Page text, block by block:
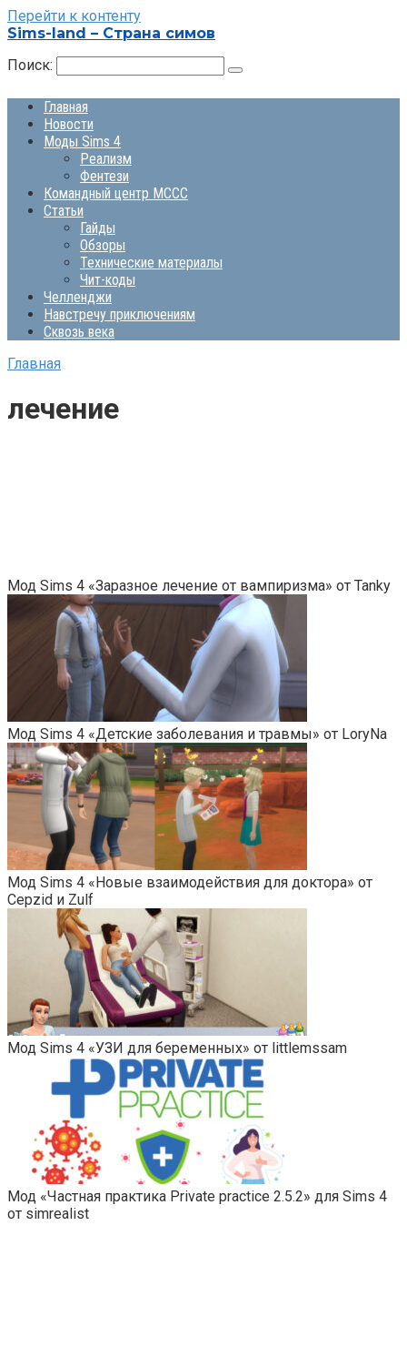
Перейти к контенту
Sims-land – Страна симов
Поиск:
Главная
Новости
Моды Sims 4
Реализм
Фентези
Командный центр MCCC
Статьи
Гайды
Обзоры
Технические материалы
Чит-коды
Челленджи
Навстречу приключениям
Сквозь века
Главная
лечение
Мод Sims 4 «Заразное лечение от вампиризма» от Tanky
Мод Sims 4 «Детские заболевания и травмы» от LoryNa
Мод Sims 4 «Новые взаимодействия для доктора» от
Cepzid и Zulf
Мод Sims 4 «УЗИ для беременных» от littlemssam
Мод «Частная практика Private practice 2.5.2» для Sims 4
от simrealist